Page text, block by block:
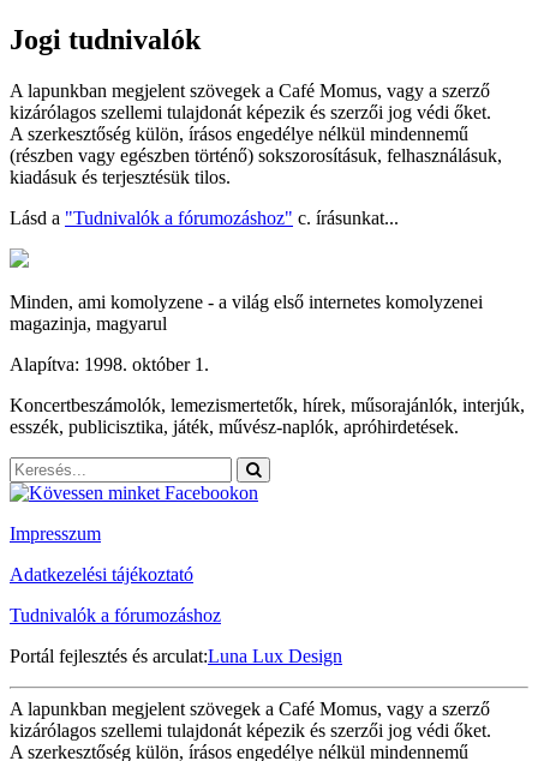
Jogi tudnivalók
A lapunkban megjelent szövegek a Café Momus, vagy a szerző
kizárólagos szellemi tulajdonát képezik és szerzői jog védi őket.
A szerkesztőség külön, írásos engedélye nélkül mindennemű
(részben vagy egészben történő) sokszorosításuk, felhasználásuk,
kiadásuk és terjesztésük tilos.
Lásd a "Tudnivalók a fórumozáshoz" c. írásunkat...
Minden, ami komolyzene - a világ első internetes komolyzenei
magazinja, magyarul
Alapítva: 1998. október 1.
Koncertbeszámolók, lemezismertetők, hírek, műsorajánlók, interjúk,
esszék, publicisztika, játék, művész-naplók, apróhirdetések.
Impresszum
Adatkezelési tájékoztató
Tudnivalók a fórumozáshoz
Portál fejlesztés és arculat:Luna Lux Design
A lapunkban megjelent szövegek a Café Momus, vagy a szerző
kizárólagos szellemi tulajdonát képezik és szerzői jog védi őket.
A szerkesztőség külön, írásos engedélye nélkül mindennemű